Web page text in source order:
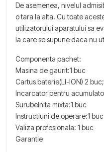
De asemenea, nivelul
o tara la alta. Cu toate
utilizatorului aparatului sa
la care se supune daca nu
Componenta pachet:
Masina de gaurit:1 buc
Cartus baterie(LI-ION) 2 buc;
Incarcator pentru
Surubelnita mixta:1 buc
Instructiuni de operare:1 buc
Valiza profesionala: 1 buc
Garantie